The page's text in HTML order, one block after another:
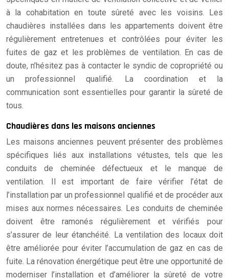
à la cohabitation en toute sûreté avec les voisins. Les
chaudières installées dans les appartements doivent être
régulièrement entretenues et contrôlées pour éviter les
fuites de gaz et les problèmes de ventilation. En cas de
doute, n’hésitez pas à contacter le syndic de copropriété ou
un professionnel qualifié. La coordination et la
communication sont essentielles pour garantir la sûreté de
tous.
Chaudières dans les maisons anciennes
Les maisons anciennes peuvent présenter des problèmes
spécifiques liés aux installations vétustes, tels que les
conduits de cheminée défectueux et le manque de
ventilation. Il est important de faire vérifier l’état de
l’installation par un professionnel qualifié et de procéder aux
mises aux normes nécessaires. Les conduits de cheminée
doivent être ramonés régulièrement et vérifiés pour
s’assurer de leur étanchéité. La ventilation des locaux doit
être améliorée pour éviter l’accumulation de gaz en cas de
fuite. La rénovation énergétique peut être une opportunité de
moderniser l’installation et d’améliorer la sûreté de votre